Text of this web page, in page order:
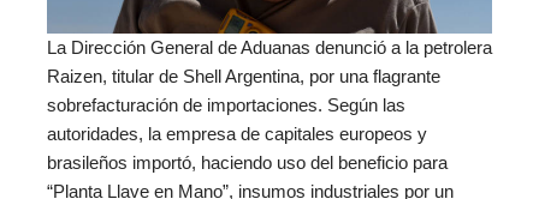
La Dirección General de Aduanas denunció a la petrolera
Raizen, titular de Shell Argentina, por una flagrante
sobrefacturación de importaciones. Según las
autoridades, la empresa de capitales europeos y
brasileños importó, haciendo uso del beneficio para
“Planta Llave en Mano”, insumos industriales por un